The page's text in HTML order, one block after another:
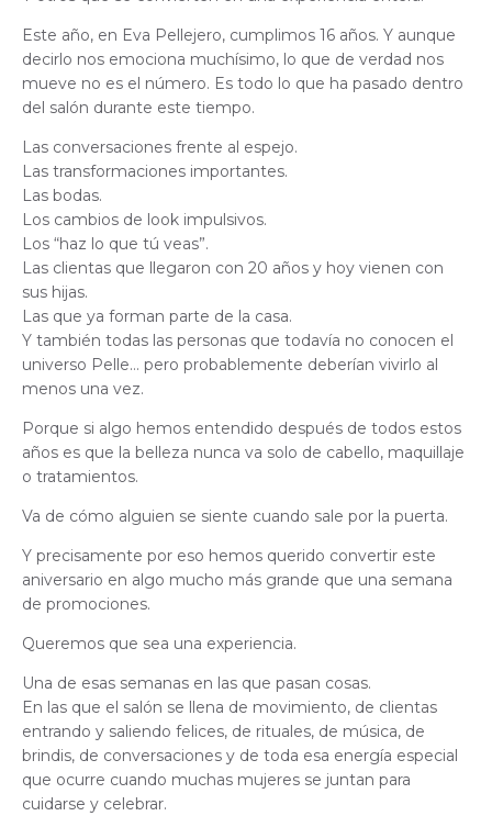
Este año, en Eva Pellejero, cumplimos 16 años. Y aunque
decirlo nos emociona muchísimo, lo que de verdad nos
mueve no es el número. Es todo lo que ha pasado dentro
del salón durante este tiempo.
Las conversaciones frente al espejo.
Las transformaciones importantes.
Las bodas.
Los cambios de look impulsivos.
Los “haz lo que tú veas”.
Las clientas que llegaron con 20 años y hoy vienen con
sus hijas.
Las que ya forman parte de la casa.
Y también todas las personas que todavía no conocen el
universo Pelle… pero probablemente deberían vivirlo al
menos una vez.
Porque si algo hemos entendido después de todos estos
años es que la belleza nunca va solo de cabello, maquillaje
o tratamientos.
Va de cómo alguien se siente cuando sale por la puerta.
Y precisamente por eso hemos querido convertir este
aniversario en algo mucho más grande que una semana
de promociones.
Queremos que sea una experiencia.
Una de esas semanas en las que pasan cosas.
En las que el salón se llena de movimiento, de clientas
entrando y saliendo felices, de rituales, de música, de
brindis, de conversaciones y de toda esa energía especial
que ocurre cuando muchas mujeres se juntan para
cuidarse y celebrar.